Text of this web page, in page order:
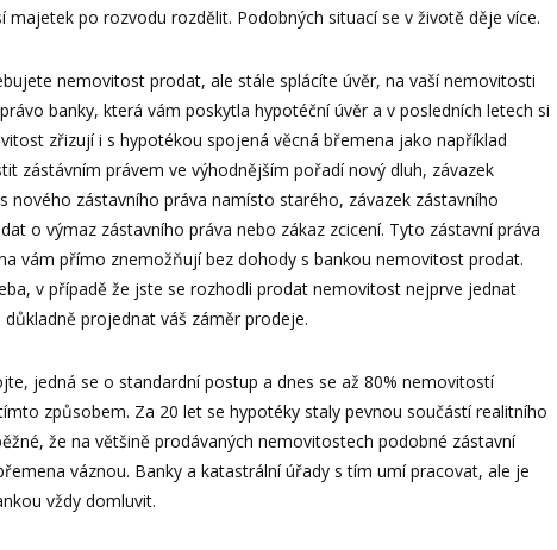
majetek po rozvodu rozdělit. Podobných situací se v životě děje více.
nemovitost prodat, ale stále splácíte úvěr, na vaší nemovitosti
banky, která vám poskytla hypotéční úvěr a v posledních letech si
zřizují i s hypotékou spojená věcná břemena jako například
zástávním právem ve výhodnějším pořadí nový dluh, závazek
nového zástavního práva namísto starého, závazek zástavního
o výmaz zástavního práva nebo zákaz zcicení. Tyto zástavní práva
vám přímo znemožňují bez dohody s bankou nemovitost prodat.
v případě že jste se rozhodli prodat nemovitost nejprve jednat
důkladně projednat váš záměr prodeje.
jedná se o standardní postup a dnes se až 80% nemovitostí
způsobem. Za 20 let se hypotéky staly pevnou součástí realitního
že na většině prodávaných nemovitostech podobné zástavní
váznou. Banky a katastrální úřady s tím umí pracovat, ale je
vždy domluvit.